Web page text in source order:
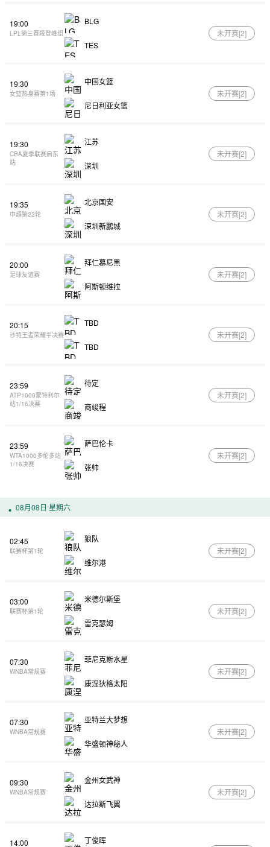
19:00
LPL第三赛段登峰组
BLG
TES
未开赛[2]
19:30
女篮热身赛第1场
中国女篮
尼日利亚女篮
未开赛[2]
19:30
CBA夏季联赛启东
站
江苏
深圳
未开赛[2]
19:35
中超第22轮
北京国安
深圳新鹏城
未开赛[2]
20:00
足球友谊赛
拜仁慕尼黑
阿斯顿维拉
未开赛[2]
20:15
沙特王者荣耀半决赛
TBD
TBD
未开赛[2]
23:59
ATP1000蒙特利尔
站1/16决赛
待定
商竣程
未开赛[2]
23:59
WTA1000多伦多站
1/16决赛
萨巴伦卡
张帅
未开赛[2]
08月08日 星期六
02:45
联赛杯第1轮
狼队
维尔港
未开赛[2]
03:00
联赛杯第1轮
米德尔斯堡
雷克瑟姆
未开赛[2]
07:30
WNBA常规赛
菲尼克斯水星
康涅狄格太阳
未开赛[2]
07:30
WNBA常规赛
亚特兰大梦想
华盛顿神秘人
未开赛[2]
09:30
WNBA常规赛
金州女武神
达拉斯飞翼
未开赛[2]
14:00 丁俊晖